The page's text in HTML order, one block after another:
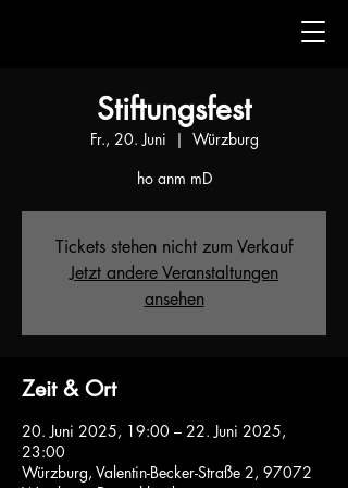
Stiftungsfest
Fr., 20. Juni
  |
Würzburg
ho anm mD
Tickets stehen nicht zum Verkauf
Jetzt andere Veranstaltungen
ansehen
Zeit & Ort
20. Juni 2025, 19:00 – 22. Juni 2025,
23:00
Würzburg, Valentin-Becker-Straße 2, 97072